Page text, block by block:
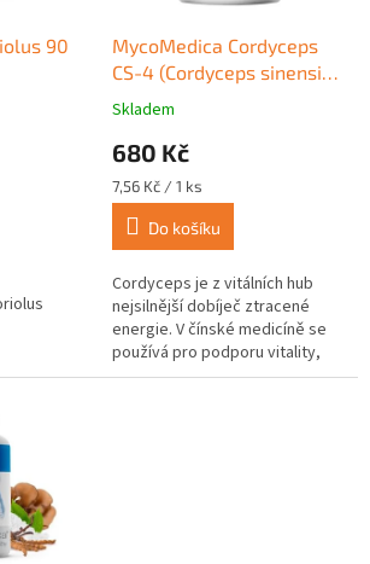
90
MycoMedica Cordyceps
CS-4 (Cordyceps sinensis,
Kordyceps) 90 kapslí
Průměrné
produktu
je
4,3
5
hvězdiček.
Skladem
680 Kč
Měrná
cena:
7,56 Kč / 1 ks
Do košíku
Cordyceps je z vitálních hub
nejsilnější dobíječ ztracené
energie. V čínské medicíně se
používá pro podporu vitality,
fyzické výkonnosti, vytrvalosti a